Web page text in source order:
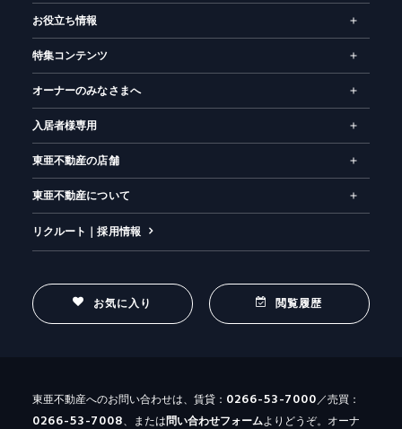
お役立ち情報
特集コンテンツ
オーナーのみなさまへ
入居者様専用
東亜不動産の店舗
東亜不動産について
リクルート｜採用情報
お気に入り 閲覧履歴
東亜不動産へのお問い合わせは、賃貸： 0266-53-7000／売買：
0266-53-7008、または 問い合わせフォームよりどうぞ。オーナ